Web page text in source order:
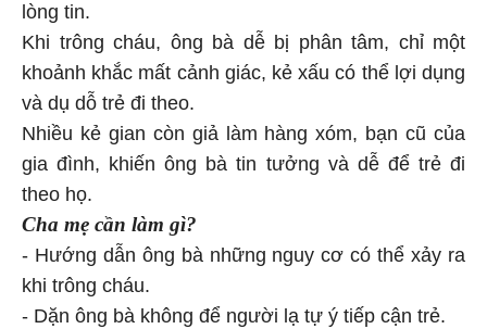
lòng tin.
Khi trông cháu, ông bà dễ bị phân tâm, chỉ một
khoảnh khắc mất cảnh giác, kẻ xấu có thể lợi dụng
và dụ dỗ trẻ đi theo.
Nhiều kẻ gian còn giả làm hàng xóm, bạn cũ của
gia đình, khiến ông bà tin tưởng và dễ để trẻ đi
theo họ.
Cha mẹ cần làm gì?
- Hướng dẫn ông bà những nguy cơ có thể xảy ra
khi trông cháu.
- Dặn ông bà không để người lạ tự ý tiếp cận trẻ.